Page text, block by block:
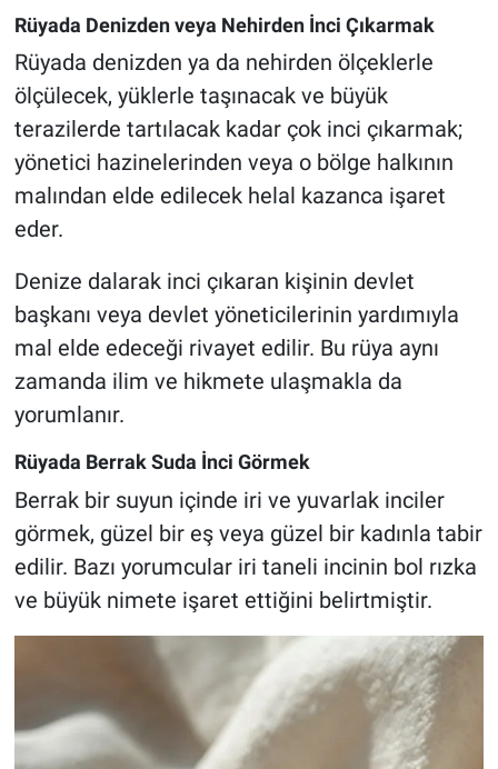
Rüyada Denizden veya Nehirden İnci Çıkarmak
Rüyada denizden ya da nehirden ölçeklerle
ölçülecek, yüklerle taşınacak ve büyük
terazilerde tartılacak kadar çok inci çıkarmak;
yönetici hazinelerinden veya o bölge halkının
malından elde edilecek helal kazanca işaret
eder.
Denize dalarak inci çıkaran kişinin devlet
başkanı veya devlet yöneticilerinin yardımıyla
mal elde edeceği rivayet edilir. Bu rüya aynı
zamanda ilim ve hikmete ulaşmakla da
yorumlanır.
Rüyada Berrak Suda İnci Görmek
Berrak bir suyun içinde iri ve yuvarlak inciler
görmek, güzel bir eş veya güzel bir kadınla tabir
edilir. Bazı yorumcular iri taneli incinin bol rızka
ve büyük nimete işaret ettiğini belirtmiştir.